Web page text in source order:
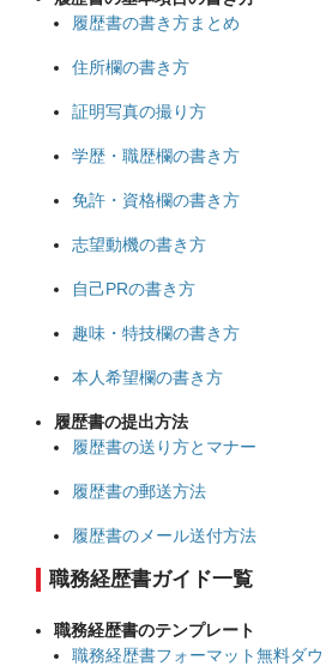
履歴書の書き方まとめ
住所欄の書き方
証明写真の撮り方
学歴・職歴欄の書き方
免許・資格欄の書き方
志望動機の書き方
自己PRの書き方
趣味・特技欄の書き方
本人希望欄の書き方
履歴書の提出方法
履歴書の送り方とマナー
履歴書の郵送方法
履歴書のメール送付方法
職務経歴書ガイド一覧
職務経歴書のテンプレート
職務経歴書フォーマット無料ダ